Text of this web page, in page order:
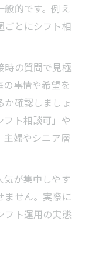
的です。例え
ごとにシフト相
時の質問で見極
事情や希望を
確認しましょ
フト相談可」や
主婦やシニア層
気が集中しやす
ません。実際に
フト運用の実態